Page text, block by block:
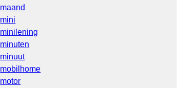
maand
mini
minilening
minuten
minuut
mobilhome
motor